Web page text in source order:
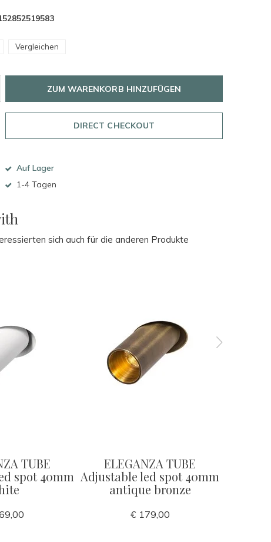
Vergleichen
ZUM WARENKORB HINZUFÜGEN
DIRECT CHECKOUT
Auf Lager
1-4 Tagen
sich auch für die anderen Produkte
TUBE
spot 40mm
ELEGANZA TUBE
Adjustable led spot 40mm
antique bronze
€ 179,00